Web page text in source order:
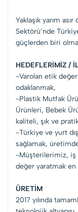
Yaklaşık yarım
Sektörü’nde
güçlerden biri
HEDEFLERİMİZ /
-Varolan etik
odaklanmak,
-Plastik Mutfak
Ürünleri, Bebek
kaliteli, şık ve
-Türkiye ve yurt
sağlamak,
-Müşterilerimiz, iş
değer yaratmak
ÜRETİM
2017 yılında